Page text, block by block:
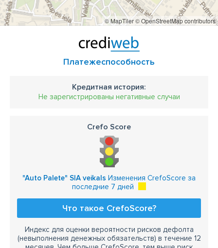
© MapTiler© OpenStreetMap contributors
Платежеспособность
Кредитная история:
Не зарегистрированы негативные случаи
Crefo Score
"Auto Palete" SIA veikals Изменения CrefoScore за
последние 7 дней
Что такое CrefoScore?
Индекс для оценки вероятности рисков дефолта
(невыполнения денежных обязательств) в течение 12